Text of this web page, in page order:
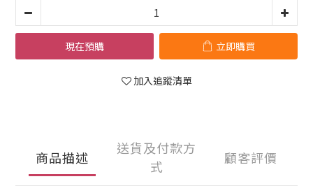
現在預購 立即購買
加入追蹤清單
商品描述
送貨及付款方
式
顧客評價